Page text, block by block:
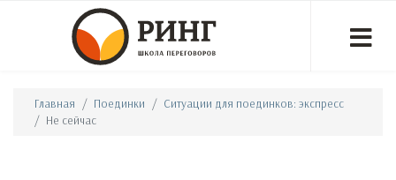
Главная Поединки
Ситуации для поединков: экспресс
Не сейчас